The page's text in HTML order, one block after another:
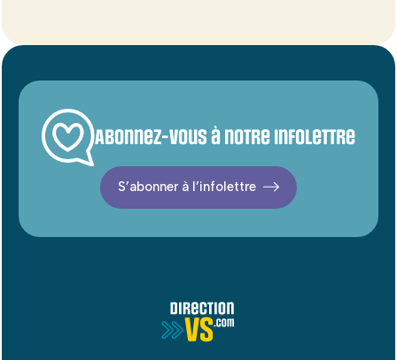
Abonnez-vous à notre infolettre
S’abonner à l’infolettre